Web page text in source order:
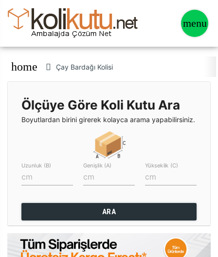
home Çay Bardağı Kolisi
Ölçüye Göre Koli Kutu Ara
Boyutlardan birini girerek kolayca arama yapabilirsiniz.
Uzunluk (B) Genişlik (A) Yükseklik (C)
ARA